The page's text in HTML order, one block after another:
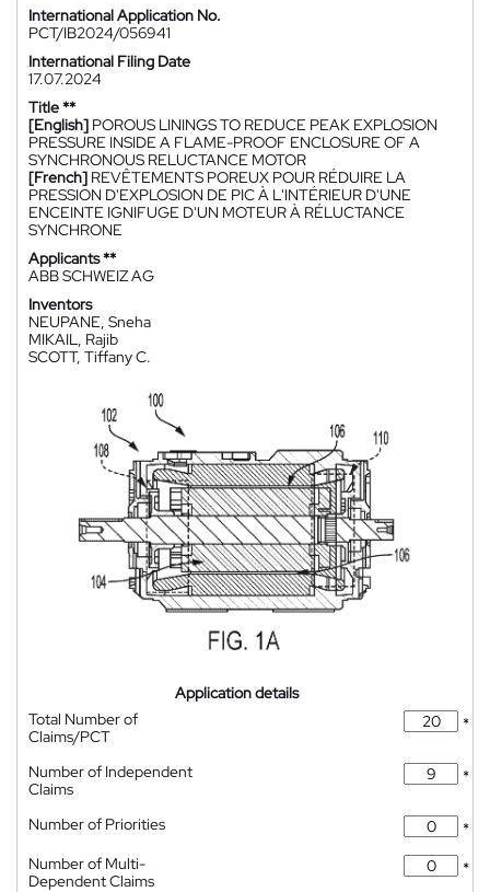
International Application No.
PCT/IB2024/056941
International Filing Date
17.07.2024
Title **
[English] POROUS LININGS TO REDUCE PEAK EXPLOSION
PRESSURE INSIDE A FLAME-PROOF ENCLOSURE OF A
SYNCHRONOUS RELUCTANCE MOTOR
[French] REVÊTEMENTS POREUX POUR RÉDUIRE LA
PRESSION D'EXPLOSION DE PIC À L'INTÉRIEUR D'UNE
ENCEINTE IGNIFUGE D'UN MOTEUR À RÉLUCTANCE
SYNCHRONE
Applicants **
ABB SCHWEIZ AG
Inventors
NEUPANE, Sneha
MIKAIL, Rajib
SCOTT, Tiffany C.
Application details
Total Number of
Claims/PCT
*
Number of Independent
Claims
*
Number of Priorities
*
Number of Multi-
Dependent Claims
*